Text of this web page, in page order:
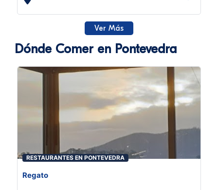
Ver Más
Dónde Comer en Pontevedra
RESTAURANTES EN PONTEVEDRA
Regato